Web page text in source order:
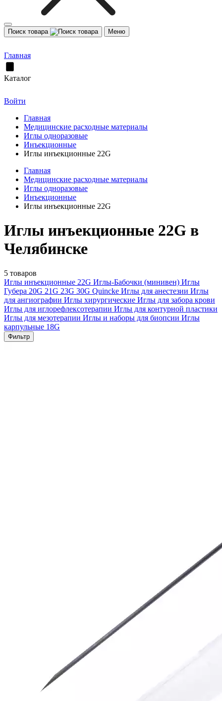
Поиск товара Меню
Главная
Каталог
Войти
Главная
Медицинские расходные материалы
Иглы одноразовые
Инъекционные
Иглы инъекционные 22G
Главная
Медицинские расходные материалы
Иглы одноразовые
Инъекционные
Иглы инъекционные 22G
Иглы инъекционные 22G в
Челябинске
5 товаров
Иглы инъекционные 22G Иглы-Бабочки (минивен) Иглы
Губера 20G 21G 23G 30G Quincke Иглы для анестезии Иглы
для ангиографии Иглы хирургические Иглы для забора крови
Иглы для иглорефлексотерапии Иглы для контурной пластики
Иглы для мезотерапии Иглы и наборы для биопсии Иглы
карпульные 18G
Фильтр